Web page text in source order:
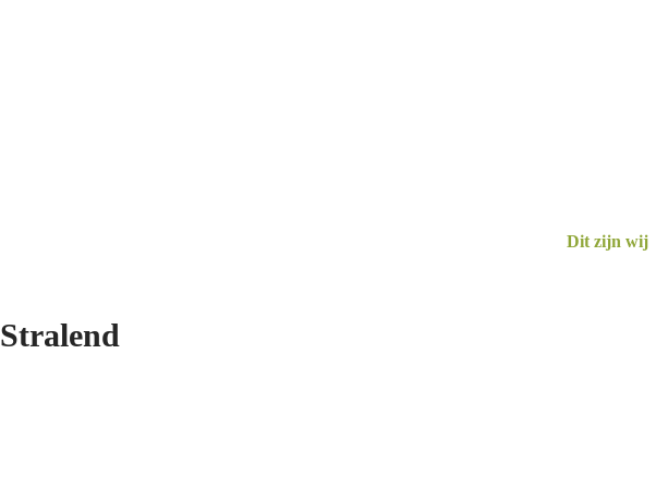
Dit zijn wij
Stralend